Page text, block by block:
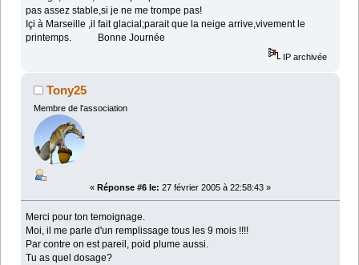
pas assez stable,si je ne me trompe pas!
Içi à Marseille ,il fait glacial;parait que la neige arrive,vivement le
printemps. Bonne Journée
IP archivée
Tony25
Membre de l'association
« Réponse #6 le: 27 février 2005 à 22:58:43 »
Merci pour ton temoignage.
Moi, il me parle d'un remplissage tous les 9 mois !!!!
Par contre on est pareil, poid plume aussi.
Tu as quel dosage?